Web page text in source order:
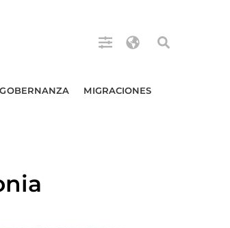
GOBERNANZA MIGRACIONES